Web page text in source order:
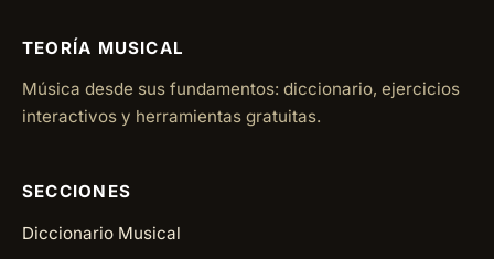
TEORÍA MUSICAL
Música desde sus fundamentos: diccionario, ejercicios
interactivos y herramientas gratuitas.
SECCIONES
Diccionario Musical